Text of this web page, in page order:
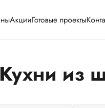
АкцииГотовые проекты
Кухни из